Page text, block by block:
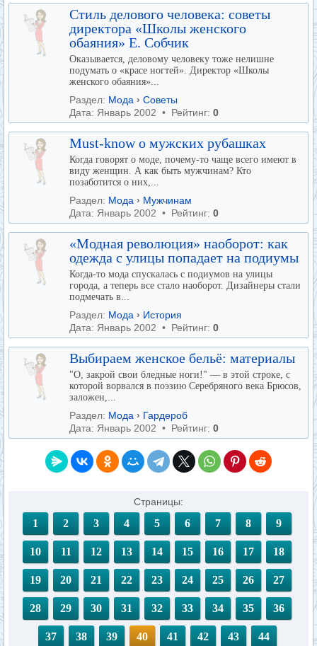
Стиль делового человека: советы
директора «Школы женского
обаяния» Е. Собчик
Оказывается, деловому человеку тоже нелишне
подумать о «красе ногтей». Директор «Школы
женского обаяния»...
Раздел: Мода › Советы
Дата: Январь 2002 • Рейтинг: 0
Must-know о мужских рубашках
Когда говорят о моде, почему-то чаще всего имеют в
виду женщин. А как быть мужчинам? Кто
позаботится о них,...
Раздел: Мода › Мужчинам
Дата: Январь 2002 • Рейтинг: 0
«Модная революция» наоборот: как
одежда с улицы попадает на подиумы
Когда-то мода спускалась с подиумов на улицы
города, а теперь все стало наоборот. Дизайнеры стали
подмечать в...
Раздел: Мода › История
Дата: Январь 2002 • Рейтинг: 0
Выбираем женское бельё: материалы
"О, закрой свои бледные ноги!" — в этой строке, с
которой ворвался в поэзию Серебряного века Брюсов,
заложен,...
Раздел: Мода › Гардероб
Дата: Январь 2002 • Рейтинг: 0
Страницы:
1 2 3 4 5 6 7 8 9
10 11 12 13 14 15 16 17 18
19 20 21 22 23 24 25 26 27
28 29 30 31 32 33 34 35 36
37 38 39 40 41 42 43 44